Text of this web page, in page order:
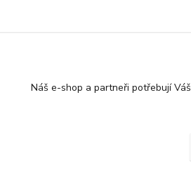
Náš e-shop a partneři potřebují Váš